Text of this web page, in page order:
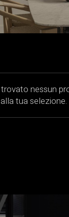
nessun
tua selezione.